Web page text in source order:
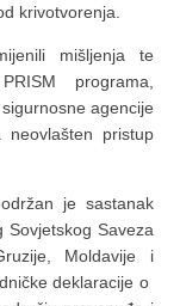
krivotvorenja.
mišljenja te
programa,
agencije
pristup
je sastanak
Sovjetskog Saveza
Moldavije i
deklaracije o